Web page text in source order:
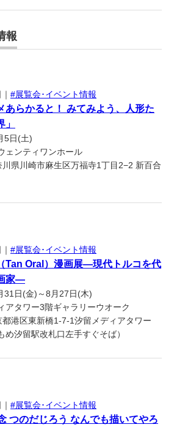
報
#展覧会･イベント情報
あらかると！ みてみよう、人形た
5日(土)
ェンティワンホール
県川崎市麻生区万福寺1丁目2−2 新百合
#展覧会･イベント情報
Tan Oral）漫画展―現代トルコを代
家―
31日(金)～8月27日(木)
アタワー3階ギャラリーウオーク
港区東新橋1-7-1汐留メディアタワー
め汐留駅改札口左手すぐそば）
#展覧会･イベント情報
つのだじろう なんでも描いてやろ